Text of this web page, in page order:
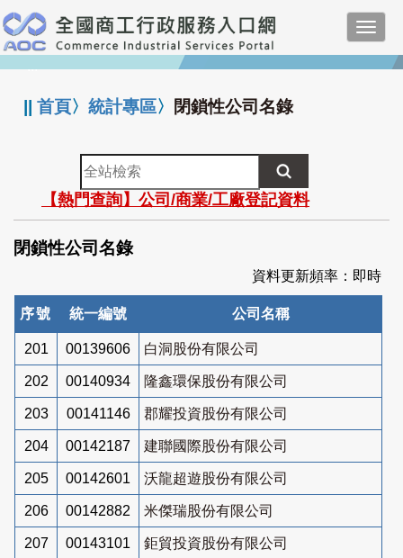
跳
到
主
要
:::
||首頁〉統計專區〉 閉鎖性公司名錄
全
站
檢
索
【熱門查詢】公司/商業/工廠登記資料
閉鎖性公司名錄
資料更新頻率：即時
序號 統一編號 公司名稱
201 00139606 白洞股份有限公司
202 00140934 隆鑫環保股份有限公司
203 00141146 郡耀投資股份有限公司
204 00142187 建聯國際股份有限公司
205 00142601 沃龍超遊股份有限公司
206 00142882 米傑瑞股份有限公司
207 00143101 鉅貿投資股份有限公司